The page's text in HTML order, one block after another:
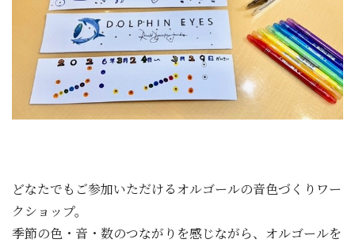
どなたでもご参加いただけるオルゴールの音色づくりワー
クショップ。
季節の色・音・数のつながりを感じながら、オルゴールを